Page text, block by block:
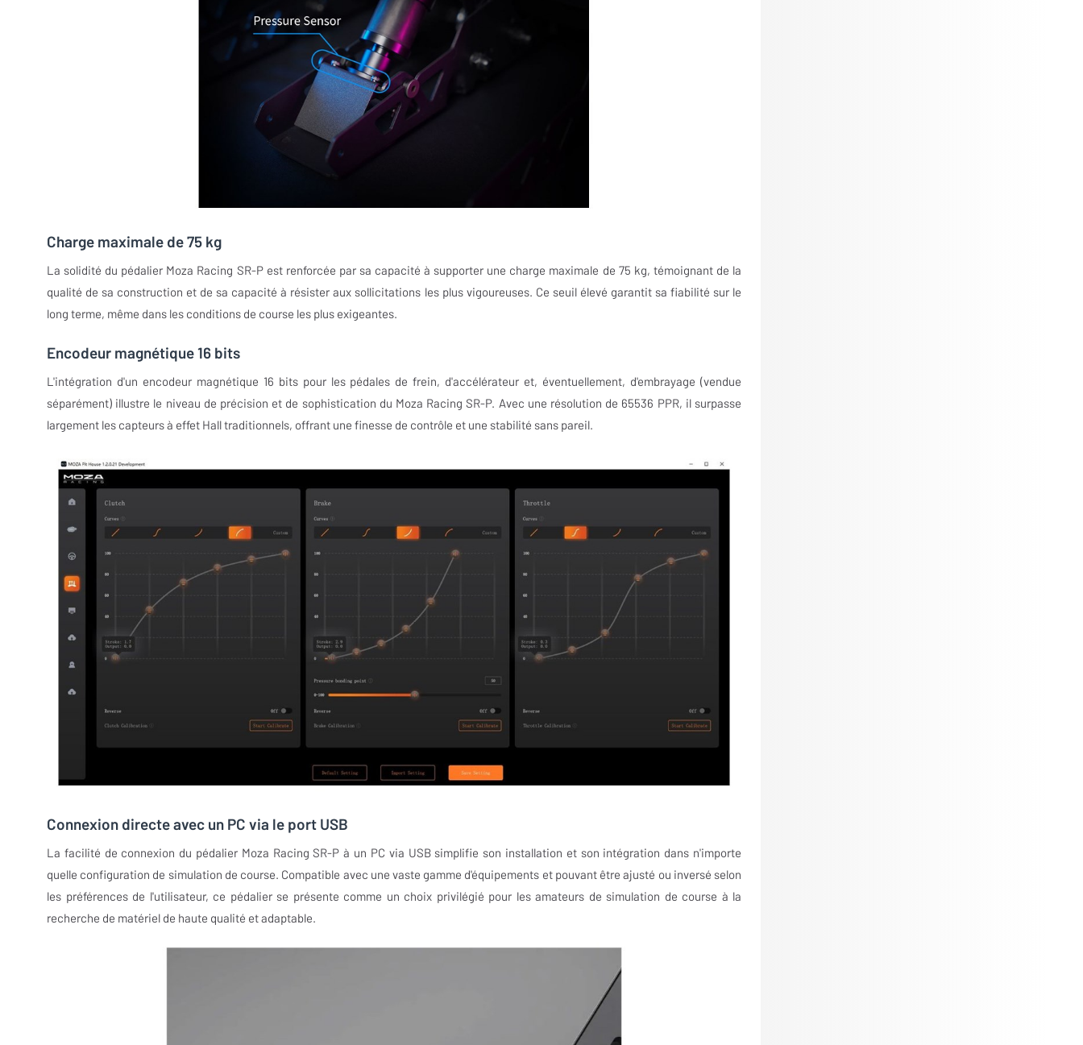
Charge maximale de 75 kg
La solidité du pédalier Moza Racing SR-P est renforcée par sa capacité à supporter une charge maximale de 75 kg, témoignant de la
qualité de sa construction et de sa capacité à résister aux sollicitations les plus vigoureuses. Ce seuil élevé garantit sa fiabilité sur le
long terme, même dans les conditions de course les plus exigeantes.
Encodeur magnétique 16 bits
L'intégration d'un encodeur magnétique 16 bits pour les pédales de frein, d'accélérateur et, éventuellement, d'embrayage (vendue
séparément) illustre le niveau de précision et de sophistication du Moza Racing SR-P. Avec une résolution de 65536 PPR, il surpasse
largement les capteurs à effet Hall traditionnels, offrant une finesse de contrôle et une stabilité sans pareil.
Connexion directe avec un PC via le port USB
La facilité de connexion du pédalier Moza Racing SR-P à un PC via USB simplifie son installation et son intégration dans n'importe
quelle configuration de simulation de course. Compatible avec une vaste gamme d'équipements et pouvant être ajusté ou inversé selon
les préférences de l'utilisateur, ce pédalier se présente comme un choix privilégié pour les amateurs de simulation de course à la
recherche de matériel de haute qualité et adaptable.